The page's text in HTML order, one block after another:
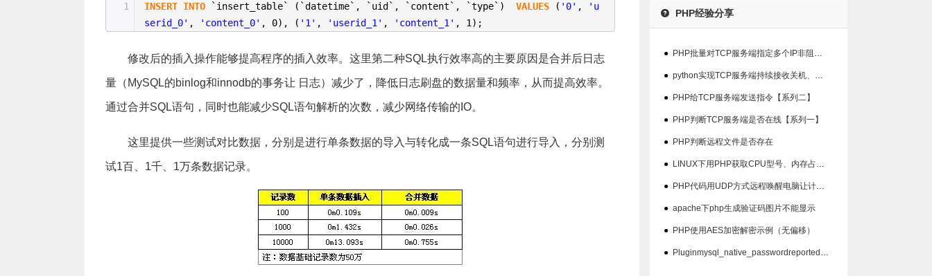
1 INSERT INTO `insert_table` (`datetime`, `uid`, `content`, `type`)VALUES ( '0' ,
'u
serid_0' , 'content_0' , 0), ( '1' , 'userid_1' , 'content_1' , 1);
修改后的插入操作能够提高程序的插入效率。这里第二种SQL执行效率高的主要原因是合并后日志
量（MySQL的binlog和innodb的事务让 日志）减少了，降低日志刷盘的数据量和频率，从而提高效率。
通过合并SQL语句，同时也能减少SQL语句解析的次数，减少网络传输的IO。
这里提供一些测试对比数据，分别是进行单条数据的导入与转化成一条SQL语句进行导入，分别测
试1百、1千、1万条数据记录。
PHP经验分享
● PHP批量对TCP服务端指定多个IP非阻塞检查在线状态
● python实现TCP服务端持续接收关机、重启指令并输出结果【系列三】
● PHP给TCP服务端发送指令【系列二】
● PHP判断TCP服务端是否在线【系列一】
● PHP判断远程文件是否存在
● LINUX下用PHP获取CPU型号、内存占用、硬盘占用等信息代码
● PHP代码用UDP方式远程唤醒电脑让计算机开机
● apache下php生成验证码图片不能显示
● PHP使用AES加密解密示例（无偏移）
● Pluginmysql_native_passwordreported:''mysql_native_password'isdeprecate问题